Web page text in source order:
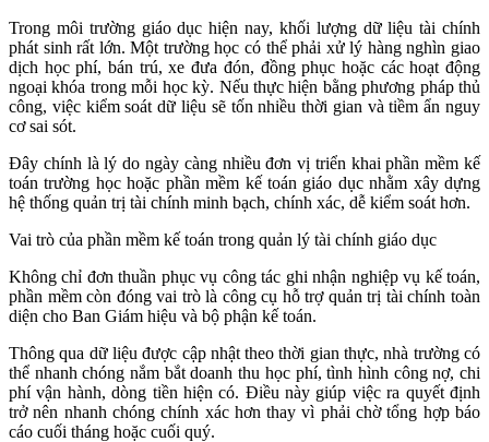
Trong môi trường giáo dục hiện nay, khối lượng dữ liệu tài chính
phát sinh rất lớn. Một trường học có thể phải xử lý hàng nghìn giao
dịch học phí, bán trú, xe đưa đón, đồng phục hoặc các hoạt động
ngoại khóa trong mỗi học kỳ. Nếu thực hiện bằng phương pháp thủ
công, việc kiểm soát dữ liệu sẽ tốn nhiều thời gian và tiềm ẩn nguy
cơ sai sót.
Đây chính là lý do ngày càng nhiều đơn vị triển khai phần mềm kế
toán trường học hoặc phần mềm kế toán giáo dục nhằm xây dựng
hệ thống quản trị tài chính minh bạch, chính xác, dễ kiểm soát hơn.
Vai trò của phần mềm kế toán trong quản lý tài chính giáo dục
Không chỉ đơn thuần phục vụ công tác ghi nhận nghiệp vụ kế toán,
phần mềm còn đóng vai trò là công cụ hỗ trợ quản trị tài chính toàn
diện cho Ban Giám hiệu và bộ phận kế toán.
Thông qua dữ liệu được cập nhật theo thời gian thực, nhà trường có
thể nhanh chóng nắm bắt doanh thu học phí, tình hình công nợ, chi
phí vận hành, dòng tiền hiện có. Điều này giúp việc ra quyết định
trở nên nhanh chóng chính xác hơn thay vì phải chờ tổng hợp báo
cáo cuối tháng hoặc cuối quý.